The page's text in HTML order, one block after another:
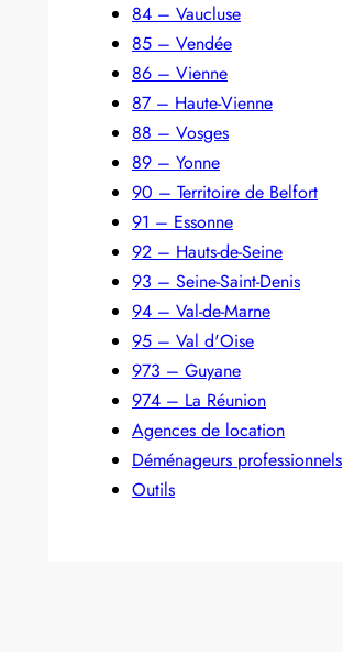
84 – Vaucluse
85 – Vendée
86 – Vienne
87 – Haute-Vienne
88 – Vosges
89 – Yonne
90 – Territoire de Belfort
91 – Essonne
92 – Hauts-de-Seine
93 – Seine-Saint-Denis
94 – Val-de-Marne
95 – Val d'Oise
973 – Guyane
974 – La Réunion
Agences de location
Déménageurs professionnels
Outils